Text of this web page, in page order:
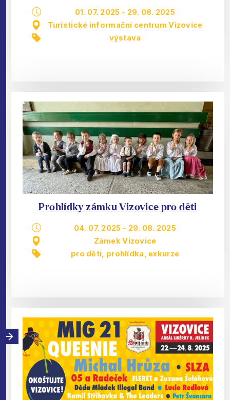
01. 07. 2025 - 29. 08. 2025
Turistické informační centrum Vizovice
výstava
Prohlídky zámku Vizovice pro děti
04. 07. 2025 - 29. 08. 2025
Zámek Vizovice
pro děti prohlídka, exkurze